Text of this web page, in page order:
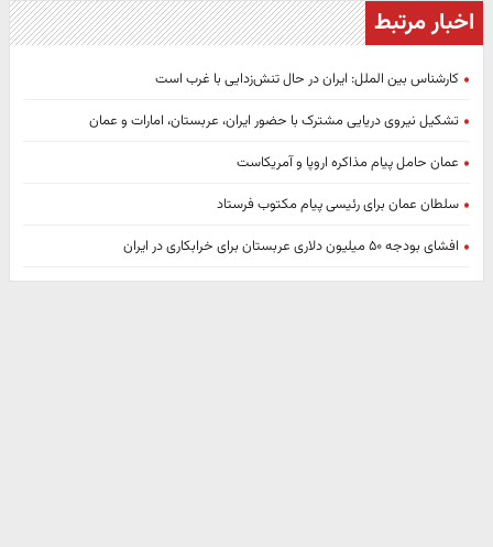
اخبار مرتبط
کارشناس بین الملل: ایران در حال تنش‌زدایی با غرب است
تشکیل نیروی دریایی مشترک با حضور ایران، عربستان، امارات و عمان
عمان حامل پیام مذاکره اروپا و آمریکاست
سلطان عمان برای رئیسی پیام مکتوب فرستاد
افشای بودجه ۵۰ میلیون دلاری عربستان برای خرابکاری در ایران